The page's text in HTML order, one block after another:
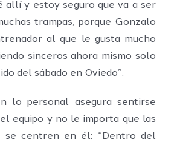
allí y estoy seguro que va a ser
trampas, porque Gonzalo
al que le gusta mucho
sinceros ahora mismo solo
del sábado en Oviedo”.
lo personal asegura sentirse
equipo y no le importa que las
se centren en él: “Dentro del